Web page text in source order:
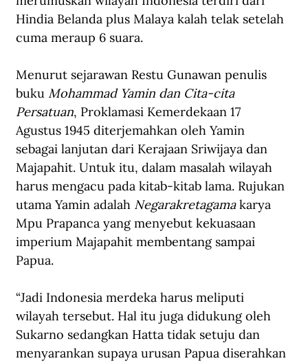
Hindia Belanda plus Malaya kalah telak setelah
cuma meraup 6 suara.
Menurut sejarawan Restu Gunawan penulis
buku Mohammad Yamin dan Cita-cita
Persatuan, Proklamasi Kemerdekaan 17
Agustus 1945 diterjemahkan oleh Yamin
sebagai lanjutan dari Kerajaan Sriwijaya dan
Majapahit. Untuk itu, dalam masalah wilayah
harus mengacu pada kitab-kitab lama. Rujukan
utama Yamin adalah Negarakretagama karya
Mpu Prapanca yang menyebut kekuasaan
imperium Majapahit membentang sampai
Papua.
“Jadi Indonesia merdeka harus meliputi
wilayah tersebut. Hal itu juga didukung oleh
Sukarno sedangkan Hatta tidak setuju dan
menyarankan supaya urusan Papua diserahkan